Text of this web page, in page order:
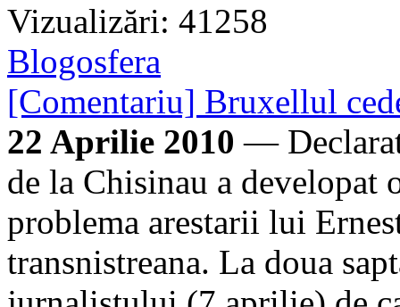
Vizualizări: 41258
Blogosfera
[Comentariu] Bruxellul
22 Aprilie 2010 —
de la Chisinau a developat
problema arestarii lui
transnistreana. La doua